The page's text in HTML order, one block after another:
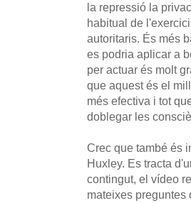
la repressió la
habitual de
autoritaris. És més
es podria aplicar a
per actuar és molt
que aquest és el
més efectiva i tot
doblegar les
Crec que també és
Huxley. Es tracta
contingut, el vídeo
mateixes preguntes